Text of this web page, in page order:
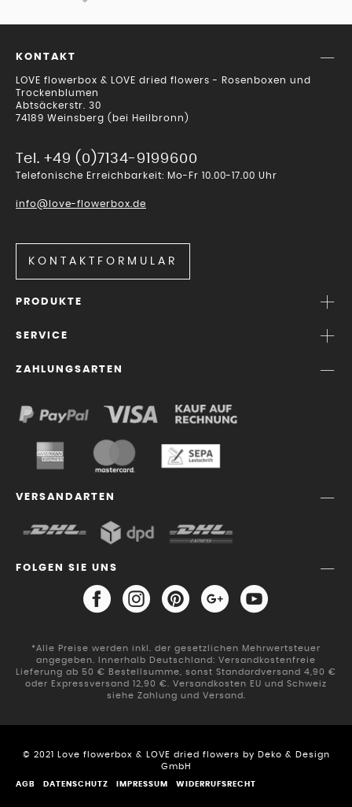
KONTAKT
LOVE flowerbox & LOVE dried flowers - Rosenboxen und
Trockenblumen
Abtsäckerstr. 30
74189 Weinsberg (bei Heilbronn)
Tel. +49 (0)7134-9199600
Telefonische Erreichbarkeit: Mo-Fr 10.00-17.00 Uhr
info@love-flowerbox.de
KONTAKTFORMULAR
PRODUKTE
SERVICE
ZAHLUNGSARTEN
VERSANDARTEN
FOLGEN SIE UNS
*Alle Preise werden inkl. der gesetzlichen Mehrwertsteuer
angegeben. Innerhalb Deutschland: Versandkostenfreie
Lieferung ab 50 € Bestellsumme, sonst Standardversand 4,90 €
oder Expressversand 12,90 €. Versandkosten EU und Schweiz
siehe Zahlung und Versand.
© 2021 Love flowerbox & LOVE dried flowers by Deko & Design
GmbH
AGB DATENSCHUTZ IMPRESSUM WIDERRUFSRECHT